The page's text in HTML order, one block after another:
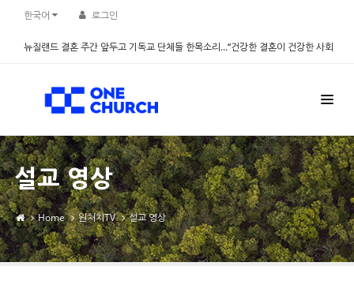
한국어 로그인
뉴질랜드 결혼 주간 앞두고 기독교 단체들 한목소리…“건강한 결혼이 건강한 사회
설교 영상
Home 원처치TV 설교 영상
Sketchbook5, 스케치북5